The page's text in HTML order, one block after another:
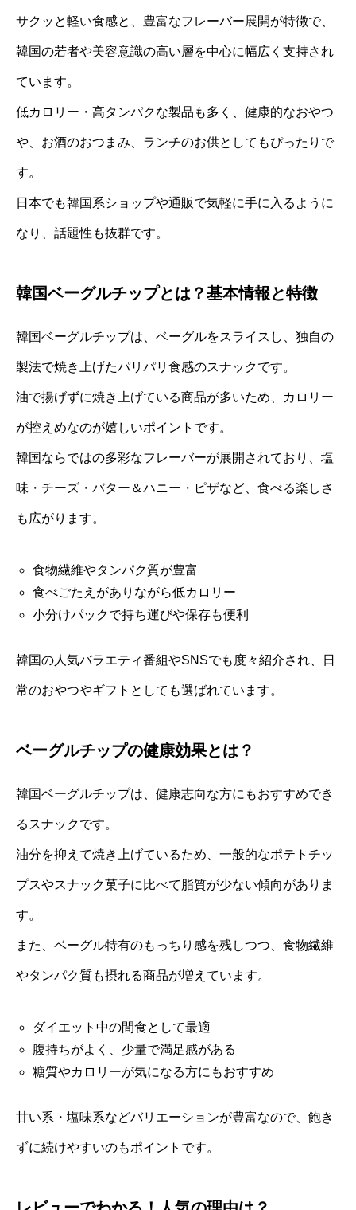
サクッと軽い食感と、豊富なフレーバー展開が特徴で、
韓国の若者や美容意識の高い層を中心に幅広く支持され
ています。
低カロリー・高タンパクな製品も多く、健康的なおやつ
や、お酒のおつまみ、ランチのお供としてもぴったりで
す。
日本でも韓国系ショップや通販で気軽に手に入るように
なり、話題性も抜群です。
韓国ベーグルチップとは？基本情報と特徴
韓国ベーグルチップは、ベーグルをスライスし、独自の
製法で焼き上げたパリパリ食感のスナックです。
油で揚げずに焼き上げている商品が多いため、カロリー
が控えめなのが嬉しいポイントです。
韓国ならではの多彩なフレーバーが展開されており、塩
味・チーズ・バター＆ハニー・ピザなど、食べる楽しさ
も広がります。
食物繊維やタンパク質が豊富
食べごたえがありながら低カロリー
小分けパックで持ち運びや保存も便利
韓国の人気バラエティ番組やSNSでも度々紹介され、日
常のおやつやギフトとしても選ばれています。
ベーグルチップの健康効果とは？
韓国ベーグルチップは、健康志向な方にもおすすめでき
るスナックです。
油分を抑えて焼き上げているため、一般的なポテトチッ
プスやスナック菓子に比べて脂質が少ない傾向がありま
す。
また、ベーグル特有のもっちり感を残しつつ、食物繊維
やタンパク質も摂れる商品が増えています。
ダイエット中の間食として最適
腹持ちがよく、少量で満足感がある
糖質やカロリーが気になる方にもおすすめ
甘い系・塩味系などバリエーションが豊富なので、飽き
ずに続けやすいのもポイントです。